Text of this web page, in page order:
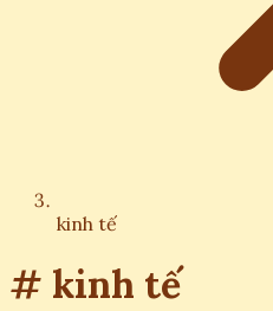
kinh tế
# kinh tế